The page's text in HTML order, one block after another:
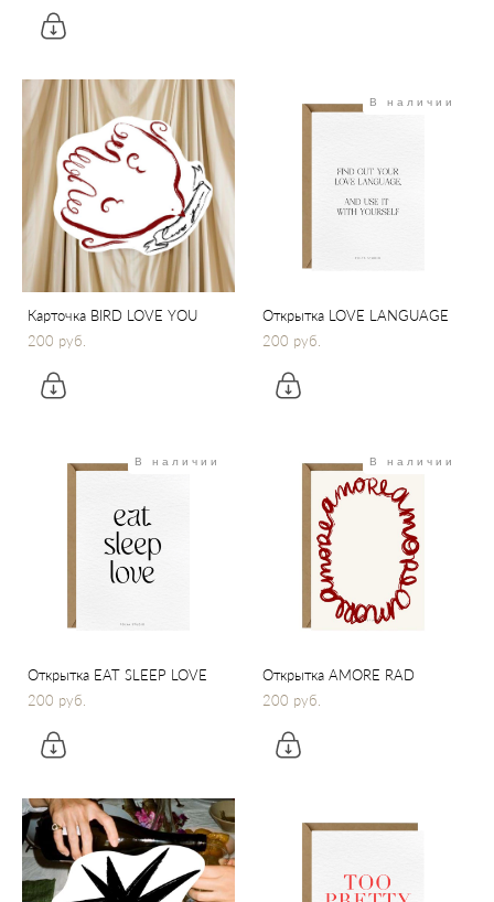
Карточка BIRD LOVE YOU
200 pуб.
В наличии
Открытка LOVE LANGUAGE
200 pуб.
В наличии
Открытка EAT SLEEP LOVE
200 pуб.
В наличии
Открытка AMORE RAD
200 pуб.